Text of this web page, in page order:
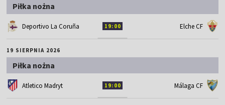
Piłka nożna
Deportivo La Coruña 19:00 Elche CF
19 SIERPNIA 2026
Piłka nożna
Atletico Madryt 19:00 Málaga CF